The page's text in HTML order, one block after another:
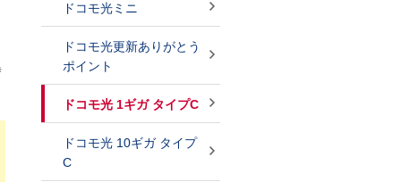
ドコモ光ミニ
ドコモ光更新ありがとう
ポイント
ドコモ光 1ギガ タイプC
ドコモ光 10ギガ タイプ
C